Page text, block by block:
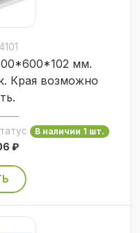
мм.
Края возможно
В наличии 1 шт.
₽